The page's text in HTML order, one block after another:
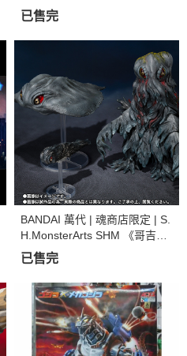
新未拆
已售完
BANDAI 萬代 | 魂商店限定 | S.
H.MonsterArts SHM 《哥吉拉
對黑多拉》黑多拉 | 50週年特
別紀念套組 (預訂2022年6月)
已售完